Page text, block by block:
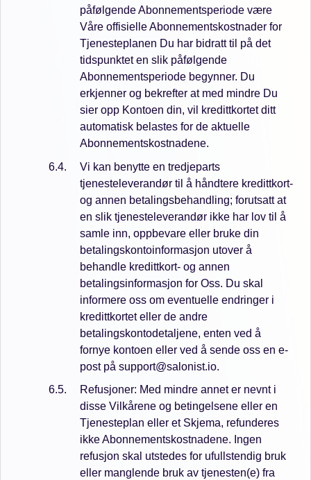
påfølgende Abonnementsperiode være
Våre offisielle Abonnementskostnader for
Tjenesteplanen Du har bidratt til på det
tidspunktet en slik påfølgende
Abonnementsperiode begynner. Du
erkjenner og bekrefter at med mindre Du
sier opp Kontoen din, vil kredittkortet ditt
automatisk belastes for de aktuelle
Abonnementskostnadene.
Vi kan benytte en tredjeparts
tjenesteleverandør til å håndtere kredittkort-
og annen betalingsbehandling; forutsatt at
en slik tjenesteleverandør ikke har lov til å
samle inn, oppbevare eller bruke din
betalingskontoinformasjon utover å
behandle kredittkort- og annen
betalingsinformasjon for Oss. Du skal
informere oss om eventuelle endringer i
kredittkortet eller de andre
betalingskontodetaljene, enten ved å
fornye kontoen eller ved å sende oss en e-
post på support@salonist.io.
Refusjoner: Med mindre annet er nevnt i
disse Vilkårene og betingelsene eller en
Tjenesteplan eller et Skjema, refunderes
ikke Abonnementskostnadene. Ingen
refusjon skal utstedes for ufullstendig bruk
eller manglende bruk av tjenesten(e) fra